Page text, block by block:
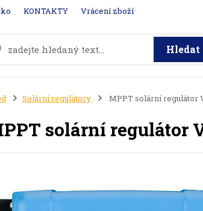
KONTAKTY Vrácení zboží
Hledat
Solární regulátory MPPT solární regulátor
solární regulátor